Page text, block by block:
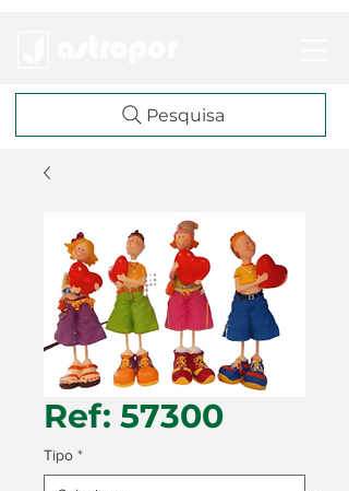
Pesquisa
Ref: 57300
Tipo *